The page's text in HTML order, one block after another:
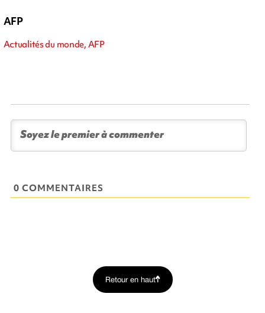
AFP
Actualités du monde, AFP
0 COMMENTAIRES
Retour en haut